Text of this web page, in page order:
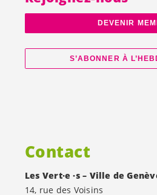
DEVENIR
S’ABONNER À
Contact
Les Vert·e ·s – Ville de
14, rue des Voisins